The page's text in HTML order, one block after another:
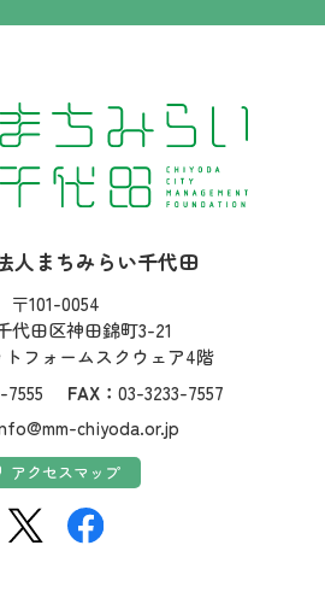
社名：
人まちみらい千代田
住所：
〒101-0054
代田区神田錦町3-21
トフォームスクウェア4階
7555 FAX： 03-3233-7557
chiyoda.or.jp
アクセス：
アクセスマップ
SNS：